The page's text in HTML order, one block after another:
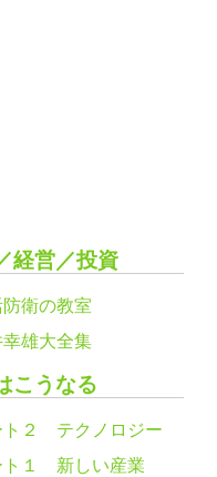
経営／投資
衛の教室
雄大全集
こうなる
ト２ テクノロジー
ト１ 新しい産業